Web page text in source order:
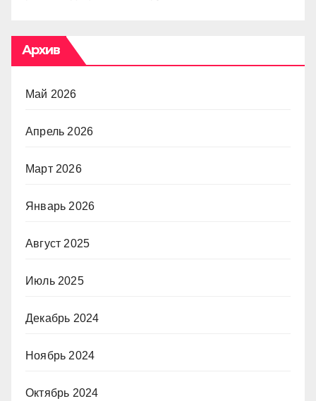
Архив
Май 2026
Апрель 2026
Март 2026
Январь 2026
Август 2025
Июль 2025
Декабрь 2024
Ноябрь 2024
Октябрь 2024